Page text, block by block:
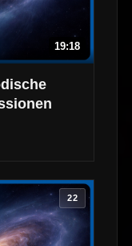
19:18
22